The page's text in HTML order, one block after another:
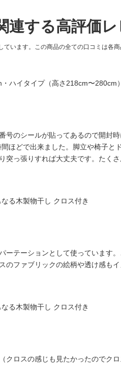
連する高評価
います。この商品の全ての口コミは各商
ハイタイプ（高さ218cm〜280cm
号のシールが貼ってあるので開封
ほどで出来ました。脚立や椅子と
突っ張りすれば大丈夫です。たく
る木製物干し クロス付き
ーテーションとして使っています
のファブリックの絵柄や透け感も
る木製物干し クロス付き
クロスの感じも見たかったのでク